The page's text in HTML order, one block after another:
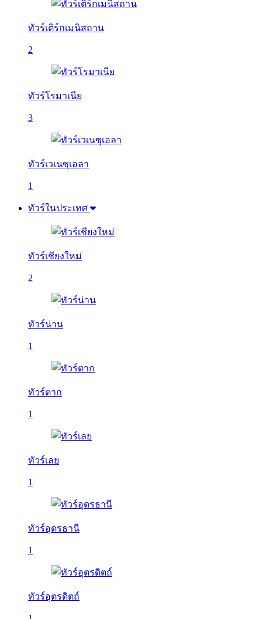
ทัวร์เติร์กเมนิสถาน
2
ทัวร์โรมาเนีย
3
ทัวร์เวเนซุเอลา
1
ทัวร์ในประเทศ
ทัวร์เชียงใหม่
2
ทัวร์น่าน
1
ทัวร์ตาก
1
ทัวร์เลย
1
ทัวร์อุดรธานี
1
ทัวร์อุตรดิตถ์